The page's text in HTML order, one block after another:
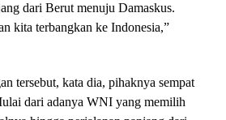
dari Berut menuju Damaskus.
kita terbangkan ke Indonesia,”
tersebut, kata dia, pihaknya sempat
dari adanya WNI yang memilih